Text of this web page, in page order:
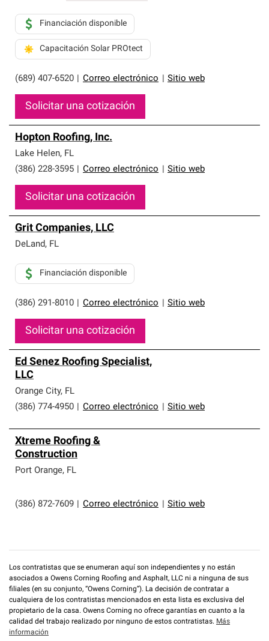
(689) 407-6520 Correo electrónico Sitio web
Financiación disponible
Capacitación Solar PROtect
Solicitar una cotización
Hopton Roofing, Inc.
Lake Helen, FL
(386) 228-3595
Correo electrónico Sitio web
Solicitar una cotización
Grit Companies, LLC
DeLand, FL
(386) 291-8010 Correo electrónico Sitio web
Financiación disponible
Solicitar una cotización
Ed Senez Roofing Specialist,
LLC
Orange City, FL
(386) 774-4950
Correo electrónico Sitio web
Xtreme Roofing &
Construction
Port Orange, FL
(386) 872-7609 Correo electrónico Sitio web
Los contratistas que se enumeran aquí son independientes y no están
asociados a Owens Corning Roofing and Asphalt, LLC ni a ninguna de sus
filiales (en su conjunto, “Owens Corning”). La decisión de contratar a
cualquiera de los contratistas mencionados en esta lista es exclusiva del
propietario de la casa. Owens Corning no ofrece garantías en cuanto a la
calidad del trabajo realizado por ninguno de estos contratistas. Más
información